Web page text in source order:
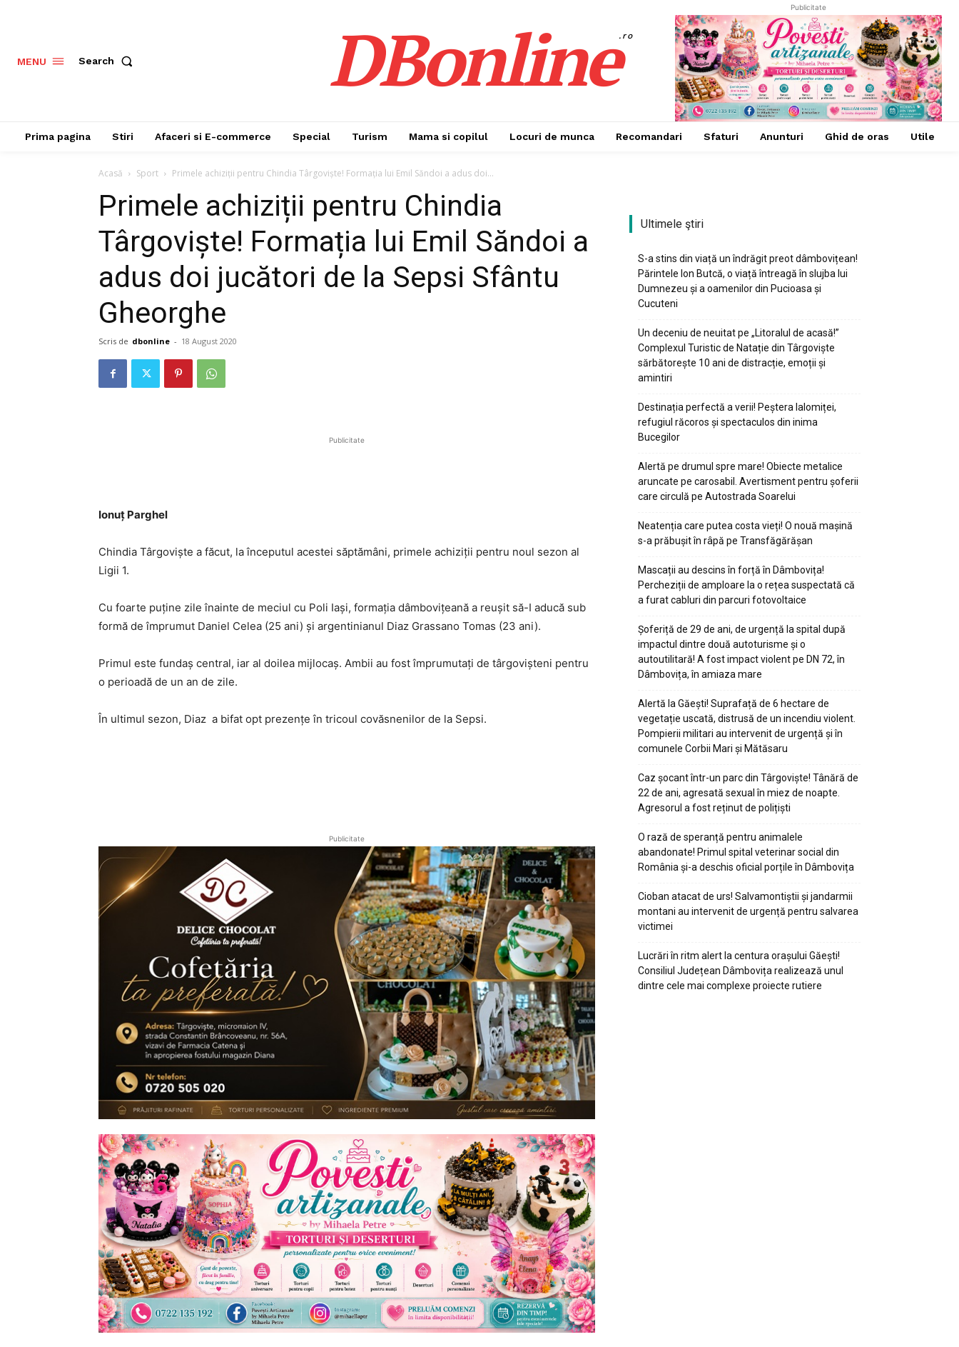
MENU Search DBonline.ro
Publicitate
Prima pagina Stiri Afaceri si E-commerce Special Turism Mama si copilul Locuri de munca Recomandari Sfaturi Anunturi Ghid de oras Utile
Acasă Sport Primele achiziții pentru Chindia Târgoviște! Formația lui Emil Săndoi a adus doi...
Primele achiziții pentru Chindia
Târgoviște! Formația lui Emil Săndoi a
adus doi jucători de la Sepsi Sfântu
Gheorghe
Scris de dbonline - 18 August 2020
Publicitate
Ionuț Parghel
Chindia Târgoviște a făcut, la începutul acestei săptămâni, primele achiziții pentru noul sezon al
Ligii 1.
Cu foarte puține zile înainte de meciul cu Poli Iași, formația dâmbovițeană a reușit să-I aducă sub
formă de împrumut Daniel Celea (25 ani) și argentinianul Diaz Grassano Tomas (23 ani).
Primul este fundaș central, iar al doilea mijlocaș. Ambii au fost împrumutați de târgovișteni pentru
o perioadă de un an de zile.
În ultimul sezon, Diaz a bifat opt prezențe în tricoul covăsnenilor de la Sepsi.
Publicitate
Ultimele ştiri
S-a stins din viață un îndrăgit preot dâmbovițean!
Părintele Ion Butcă, o viață întreagă în slujba lui
Dumnezeu și a oamenilor din Pucioasa și
Cucuteni
Un deceniu de neuitat pe „Litoralul de acasă!”
Complexul Turistic de Natație din Târgoviște
sărbătorește 10 ani de distracție, emoții și
amintiri
Destinația perfectă a verii! Peștera Ialomiței,
refugiul răcoros și spectaculos din inima
Bucegilor
Alertă pe drumul spre mare! Obiecte metalice
aruncate pe carosabil. Avertisment pentru șoferii
care circulă pe Autostrada Soarelui
Neatenția care putea costa vieți! O nouă mașină
s-a prăbușit în râpă pe Transfăgărășan
Mascații au descins în forță în Dâmbovița!
Percheziții de amploare la o rețea suspectată că
a furat cabluri din parcuri fotovoltaice
Șoferiță de 29 de ani, de urgență la spital după
impactul dintre două autoturisme și o
autoutilitară! A fost impact violent pe DN 72, în
Dâmbovița, în amiaza mare
Alertă la Găești! Suprafață de 6 hectare de
vegetație uscată, distrusă de un incendiu violent.
Pompierii militari au intervenit de urgență și în
comunele Corbii Mari și Mătăsaru
Caz șocant într-un parc din Târgoviște! Tânără de
22 de ani, agresată sexual în miez de noapte.
Agresorul a fost reținut de polițiști
O rază de speranță pentru animalele
abandonate! Primul spital veterinar social din
România și-a deschis oficial porțile în Dâmbovița
Cioban atacat de urs! Salvamontiștii și jandarmii
montani au intervenit de urgență pentru salvarea
victimei
Lucrări în ritm alert la centura orașului Găești!
Consiliul Județean Dâmbovița realizează unul
dintre cele mai complexe proiecte rutiere